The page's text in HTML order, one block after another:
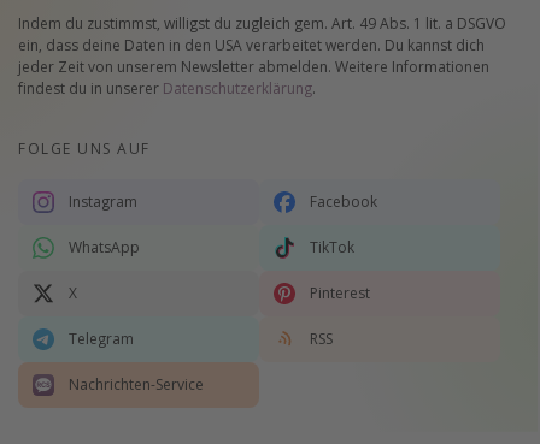
Indem du zustimmst, willigst du zugleich gem. Art. 49 Abs. 1 lit. a DSGVO
ein, dass deine Daten in den USA verarbeitet werden. Du kannst dich
jeder Zeit von unserem Newsletter abmelden. Weitere Informationen
findest du in unserer Datenschutzerklärung.
FOLGE UNS AUF
Instagram Facebook
WhatsApp TikTok
X Pinterest
Telegram RSS
Nachrichten-Service